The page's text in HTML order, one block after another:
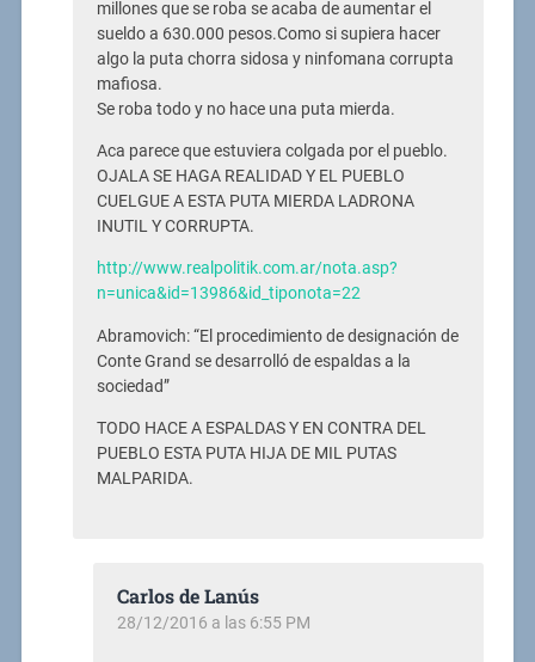
millones que se roba se acaba de aumentar el
sueldo a 630.000 pesos.Como si supiera hacer
algo la puta chorra sidosa y ninfomana corrupta
mafiosa.
Se roba todo y no hace una puta mierda.
Aca parece que estuviera colgada por el pueblo.
OJALA SE HAGA REALIDAD Y EL PUEBLO
CUELGUE A ESTA PUTA MIERDA LADRONA
INUTIL Y CORRUPTA.
http://www.realpolitik.com.ar/nota.asp?
n=unica&id=13986&id_tiponota=22
Abramovich: “El procedimiento de designación de
Conte Grand se desarrolló de espaldas a la
sociedad”
TODO HACE A ESPALDAS Y EN CONTRA DEL
PUEBLO ESTA PUTA HIJA DE MIL PUTAS
MALPARIDA.
Carlos de Lanús
28/12/2016 a las 6:55 PM